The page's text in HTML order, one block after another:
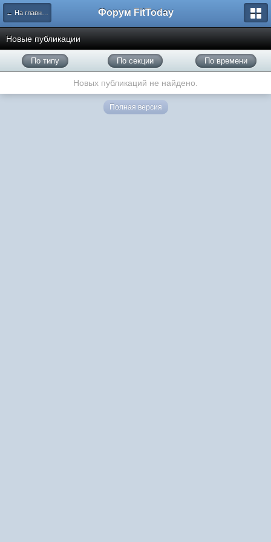
← На главную Форум FitToday
Новые публикации
По типу По секции По времени
Новых публикаций не найдено.
Полная версия